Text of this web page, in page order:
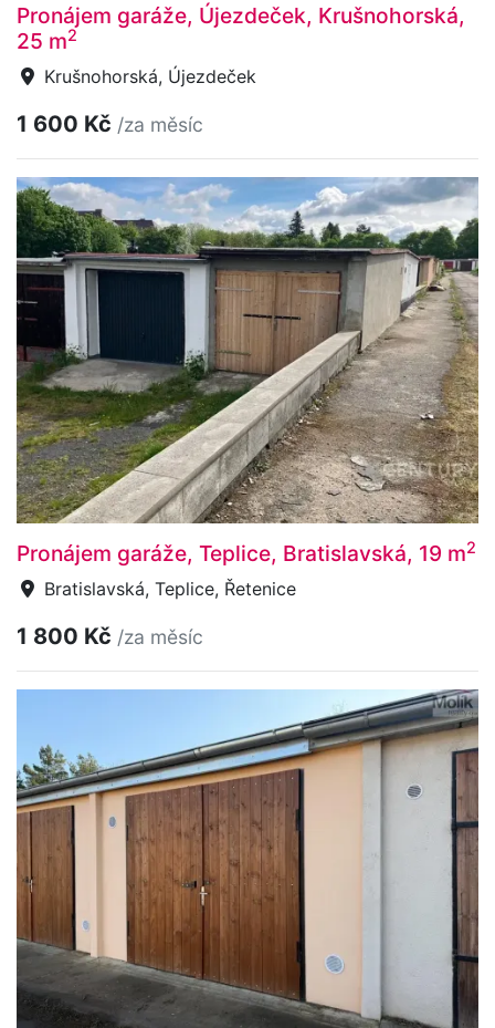
Pronájem garáže, Újezdeček, Krušnohorská,
25 m2
Krušnohorská, Újezdeček
1 600 Kč /za měsíc
Pronájem garáže, Teplice, Bratislavská, 19 m2
Bratislavská, Teplice, Řetenice
1 800 Kč /za měsíc